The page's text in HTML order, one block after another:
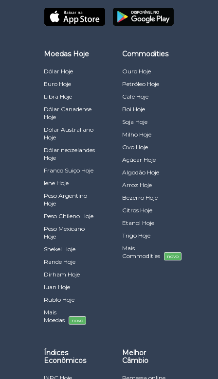
Moedas Hoje
Dólar Hoje
Euro Hoje
Libra Hoje
Dólar Canadense
Hoje
Dólar Australiano
Hoje
Dólar neozelandes
Hoje
Franco Suiço Hoje
Iene Hoje
Peso Argentino
Hoje
Peso Chileno Hoje
Peso Mexicano
Hoje
Shekel Hoje
Rande Hoje
Dirham Hoje
Iuan Hoje
Rublo Hoje
Mais
Moedas
novo
Commodities
Ouro Hoje
Petróleo Hoje
Café Hoje
Boi Hoje
Soja Hoje
Milho Hoje
Ovo Hoje
Açúcar Hoje
Algodão Hoje
Arroz Hoje
Bezerro Hoje
Citros Hoje
Etanol Hoje
Trigo Hoje
Mais
Commodities
novo
Índices
Econômicos
Melhor
Câmbio